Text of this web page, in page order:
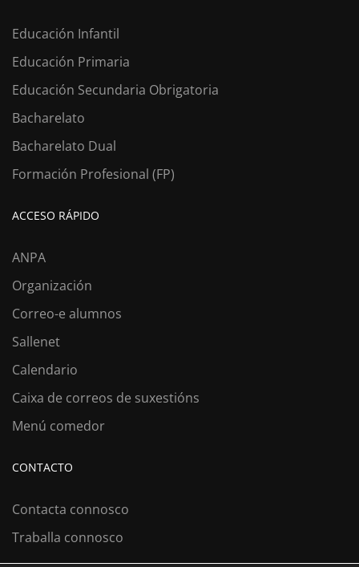
Educación Infantil
Educación Primaria
Educación Secundaria Obrigatoria
Bacharelato
Bacharelato Dual
Formación Profesional (FP)
ACCESO RÁPIDO
ANPA
Organización
Correo-e alumnos
Sallenet
Calendario
Caixa de correos de suxestións
Menú comedor
CONTACTO
Contacta connosco
Traballa connosco